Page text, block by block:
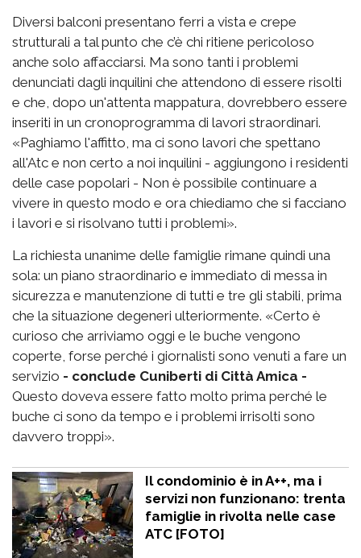
Diversi balconi presentano ferri a vista e crepe
strutturali a tal punto che c’è chi ritiene pericoloso
anche solo affacciarsi. Ma sono tanti i problemi
denunciati dagli inquilini che attendono di essere risolti
e che, dopo un'attenta mappatura, dovrebbero essere
inseriti in un cronoprogramma di lavori straordinari.
«Paghiamo l'affitto, ma ci sono lavori che spettano
all'Atc e non certo a noi inquilini - aggiungono i residenti
delle case popolari - Non è possibile continuare a
vivere in questo modo e ora chiediamo che si facciano
i lavori e si risolvano tutti i problemi».
La richiesta unanime delle famiglie rimane quindi una
sola: un piano straordinario e immediato di messa in
sicurezza e manutenzione di tutti e tre gli stabili, prima
che la situazione degeneri ulteriormente. «Certo è
curioso che arriviamo oggi e le buche vengono
coperte, forse perché i giornalisti sono venuti a fare un
servizio - conclude Cuniberti di Città Amica -
Questo doveva essere fatto molto prima perché le
buche ci sono da tempo e i problemi irrisolti sono
davvero troppi».
Il condominio è in A++, ma i
servizi non funzionano: trenta
famiglie in rivolta nelle case
ATC [FOTO]